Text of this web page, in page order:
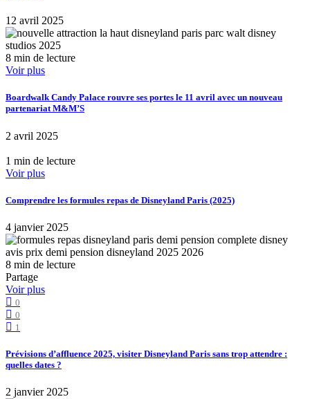
12 avril 2025
8 min de lecture
Voir plus
Boardwalk Candy Palace rouvre ses portes le 11 avril avec un nouveau
partenariat M&M’S
2 avril 2025
1 min de lecture
Voir plus
Comprendre les formules repas de Disneyland Paris (2025)
4 janvier 2025
8 min de lecture
Partage
Voir plus
0
0
1
Prévisions d’affluence 2025, visiter Disneyland Paris sans trop attendre :
quelles dates ?
2 janvier 2025